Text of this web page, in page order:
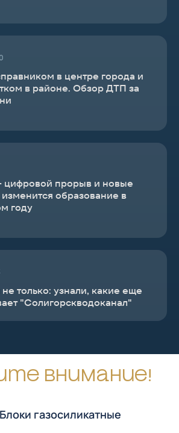
в центре города и
в районе. Обзор ДТП за
цифровой прорыв и новые
образование в
году
только: узнали, какие еще
"Солигорскводоканал"
внимание!
Блоки газосиликатные